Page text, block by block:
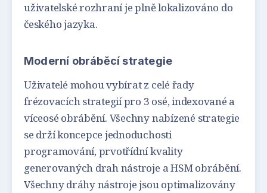
uživatelské rozhraní je plně lokalizováno do
českého jazyka.
Moderní obráběcí strategie
Uživatelé mohou vybírat z celé řady
frézovacích strategií pro 3 osé, indexované a
víceosé obrábění. Všechny nabízené strategie
se drží koncepce jednoduchosti
programování, prvotřídní kvality
generovaných drah nástroje a HSM obrábění.
Všechny dráhy nástroje jsou optimalizovány